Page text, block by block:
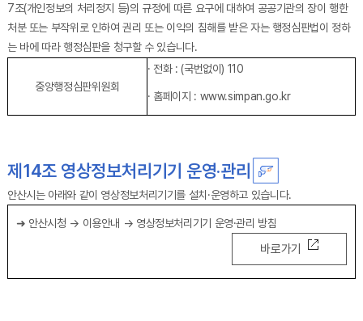
7조(개인정보의 처리정지 등)의 규정에 따른 요구에 대하여 공공기관의 장이 행한
처분 또는 부작위로 인하여 권리 또는 이익의 침해를 받은 자는 행정심판법이 정하
는 바에 따라 행정심판을 청구할 수 있습니다.
중앙행정심판위원회
· 전화 : (국번없이) 110
· 홈페이지 : www.simpan.go.kr
제14조 영상정보처리기기 운영·관리
안산시는 아래와 같이 영상정보처리기기를 설치·운영하고 있습니다.
➜ 안산시청 → 이용안내 → 영상정보처리기기 운영·관리 방침
바로가기